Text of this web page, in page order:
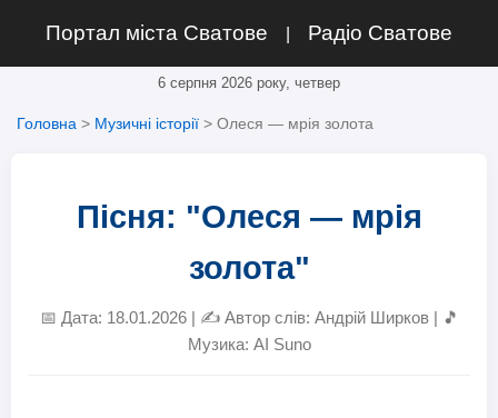
Портал міста Сватове Радіо Сватове
6 серпня 2026 року, четвер
Головна > Музичні історії > Олеся — мрія золота
Пісня: "Олеся — мрія
золота"
📅 Дата: 18.01.2026 | ✍️ Автор слів: Андрій Ширков | 🎵
Музика: AI Suno